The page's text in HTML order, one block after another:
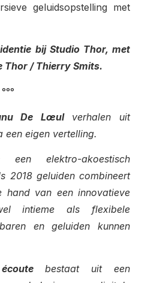
geluidsopstelling met
bij Studio Thor, met
Thor / Thierry Smits.
°°°
De Lœulverhalen uit
een eigen vertelling.
elektro-akoestisch
2018 geluiden combineert
hand van een innovatieve
intieme als flexibele
en geluiden kunnen
bestaat uit een